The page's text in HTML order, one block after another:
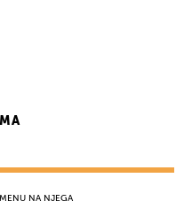
NA NJEGA